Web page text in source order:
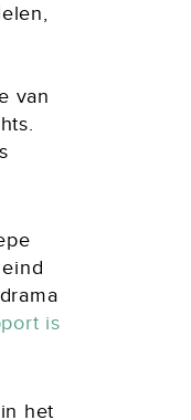
van
is
het